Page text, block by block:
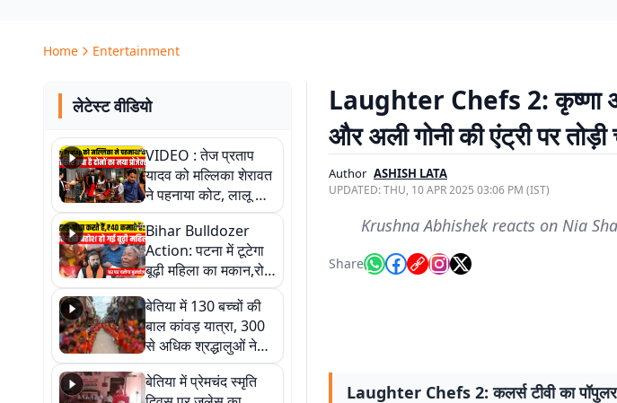
Home Entertainment
लेटेस्ट वीडियो
VIDEO : तेज प्रताप
यादव को मल्लिका शेरावत
ने पहनाया कोट, लालू के
लाल ने क्यों कहा दिल
थाम कर बैठिए, वीडियो में
जानें पूरा सच
Bihar Bulldozer
Action: पटना में टूटेगा
बूढ़ी महिला का मकान,रोते
रोते हुई बेहोश; वीडियो में
देखिए पूरा मामला
बेतिया में 130 बच्चों की
बाल कांवड़ यात्रा, 300
से अधिक श्रद्धालुओं ने
लिया हिस्सा
बेतिया में प्रेमचंद स्मृति
Laughter Chefs 2: कृष्णा
और अली गोनी की एंट्री पर
Author ASHISH LATA
UPDATED:THU, 10 APR 2025 03:06 PM (IST)
Krushna Abhishek reacts on Nia
Share
Laughter Chefs 2: कलर्स टीवी का